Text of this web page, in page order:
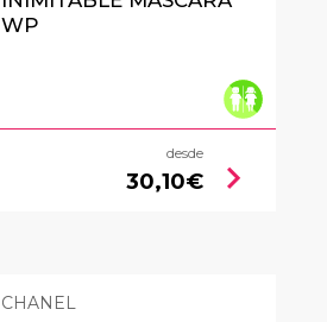
WP
desde
30,10€ chevron_right
CHANEL